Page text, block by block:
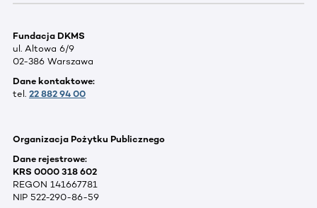
Fundacja DKMS
ul. Altowa 6/9
02-386 Warszawa
Dane kontaktowe:
tel. 22 882 94 00
Organizacja Pożytku Publicznego
Dane rejestrowe:
KRS 0000 318 602
REGON 141667781
NIP 522-290-86-59